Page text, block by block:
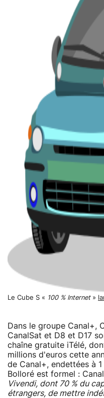
Le Cube S « 100 % Internet»
Dans le groupe Canal+,
CanalSat et D8 et D17
chaîne gratuite iTélé,
millions d'euros cette
de Canal+, endettées à
Bolloré est formel :
Vivendi, dont 70 % du
étrangers, de mettre